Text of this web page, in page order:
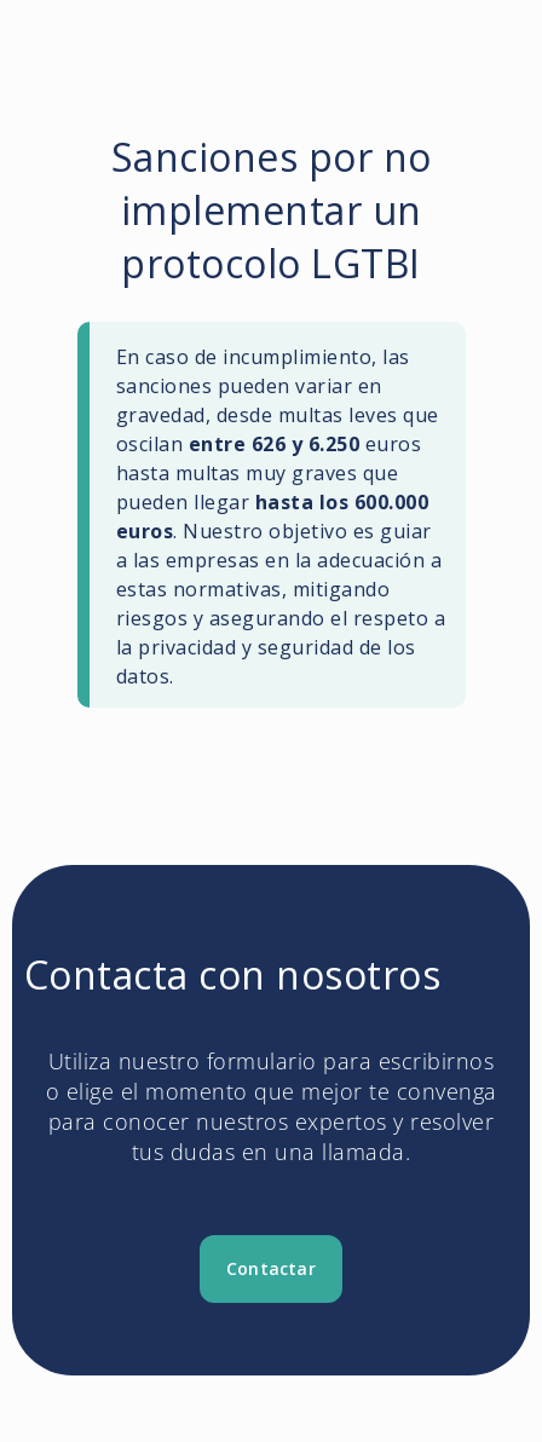
Sanciones por no
implementar un
protocolo LGTBI
En caso de incumplimiento, las
sanciones pueden variar en
gravedad, desde multas leves que
oscilan entre 626 y 6.250 euros
hasta multas muy graves que
pueden llegar hasta los 600.000
euros. Nuestro objetivo es guiar
a las empresas en la adecuación a
estas normativas, mitigando
riesgos y asegurando el respeto a
la privacidad y seguridad de los
datos.
Contacta con nosotros
Utiliza nuestro formulario para escribirnos
o elige el momento que mejor te convenga
para conocer nuestros expertos y resolver
tus dudas en una llamada.
Contactar